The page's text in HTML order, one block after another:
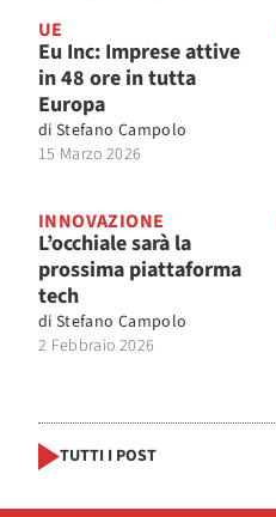
UE
Eu Inc: Imprese attive
in 48 ore in tutta
Europa
di Stefano Campolo
15 Marzo 2026
INNOVAZIONE
L’occhiale sarà la
prossima piattaforma
tech
di Stefano Campolo
2 Febbraio 2026
TUTTI I POST